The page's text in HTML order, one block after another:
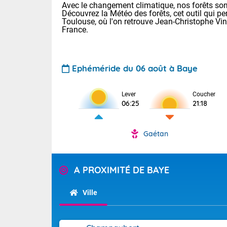
Tendance
Avec le changement climatique, nos forêts
Découvrez la Météo des forêts, cet outil qui
Toulouse, où l'on retrouve Jean-Christophe
France.
Ephéméride du 06 août à Baye
Lever
06:25
Coucher
21:18
Gaétan
A PROXIMITÉ DE BAYE
Ville
Voici les
28 Lyon :
: 27 Nancy :
31 Lille : 26
Demain :
alors que la